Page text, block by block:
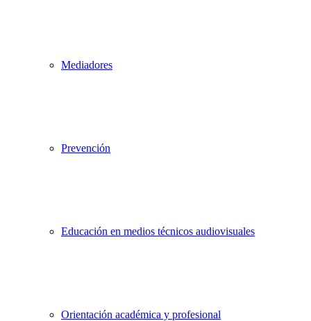
Mediadores
Prevención
Educación en medios técnicos audiovisuales
Orientación académica y profesional